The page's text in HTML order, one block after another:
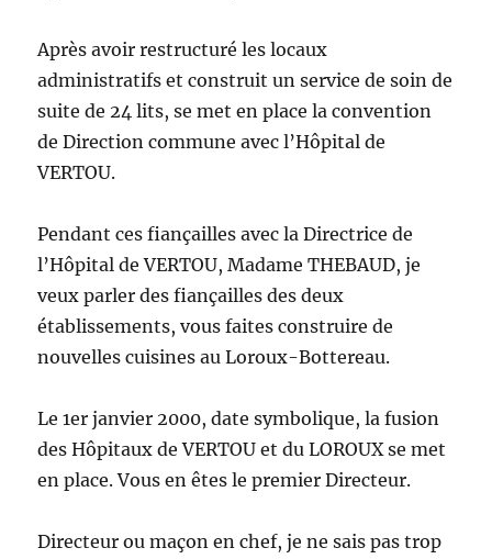
Après avoir restructuré les locaux
administratifs et construit un service de soin de
suite de 24 lits, se met en place la convention
de Direction commune avec l’Hôpital de
VERTOU.
Pendant ces fiançailles avec la Directrice de
l’Hôpital de VERTOU, Madame THEBAUD, je
veux parler des fiançailles des deux
établissements, vous faites construire de
nouvelles cuisines au Loroux-Bottereau.
Le 1er janvier 2000, date symbolique, la fusion
des Hôpitaux de VERTOU et du LOROUX se met
en place. Vous en êtes le premier Directeur.
Directeur ou maçon en chef, je ne sais pas trop